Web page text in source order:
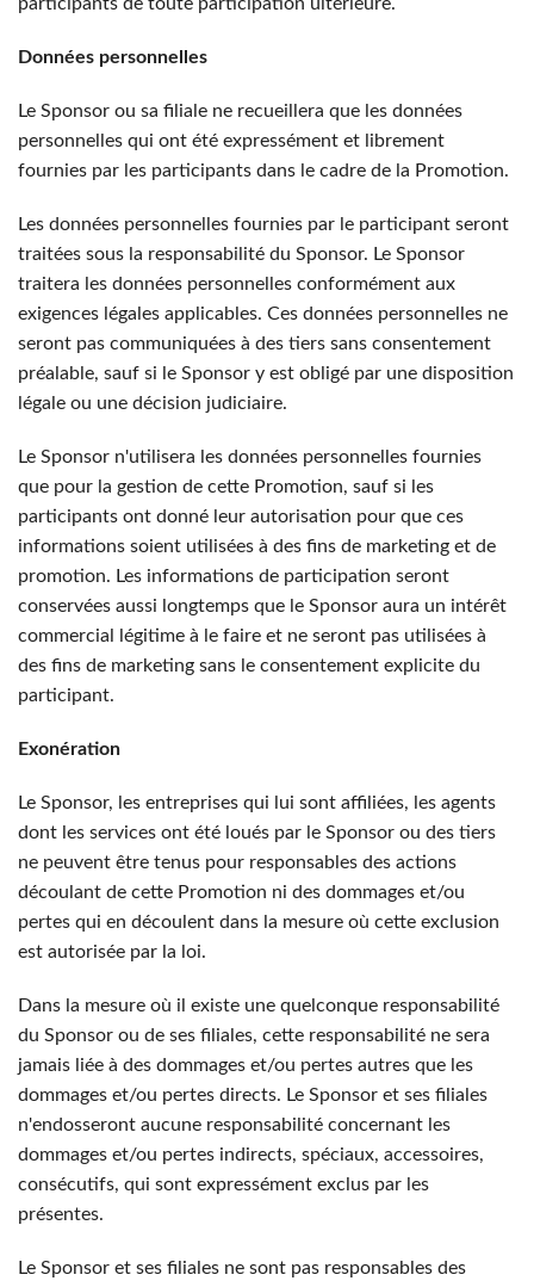
Données personnelles
Le Sponsor ou sa filiale ne recueillera que les données
personnelles qui ont été expressément et librement
fournies par les participants dans le cadre de la Promotion.
Les données personnelles fournies par le participant seront
traitées sous la responsabilité du Sponsor. Le Sponsor
traitera les données personnelles conformément aux
exigences légales applicables. Ces données personnelles ne
seront pas communiquées à des tiers sans consentement
préalable, sauf si le Sponsor y est obligé par une disposition
légale ou une décision judiciaire.
Le Sponsor n'utilisera les données personnelles fournies
que pour la gestion de cette Promotion, sauf si les
participants ont donné leur autorisation pour que ces
informations soient utilisées à des fins de marketing et de
promotion. Les informations de participation seront
conservées aussi longtemps que le Sponsor aura un intérêt
commercial légitime à le faire et ne seront pas utilisées à
des fins de marketing sans le consentement explicite du
participant.
Exonération
Le Sponsor, les entreprises qui lui sont affiliées, les agents
dont les services ont été loués par le Sponsor ou des tiers
ne peuvent être tenus pour responsables des actions
découlant de cette Promotion ni des dommages et/ou
pertes qui en découlent dans la mesure où cette exclusion
est autorisée par la loi.
Dans la mesure où il existe une quelconque responsabilité
du Sponsor ou de ses filiales, cette responsabilité ne sera
jamais liée à des dommages et/ou pertes autres que les
dommages et/ou pertes directs. Le Sponsor et ses filiales
n'endosseront aucune responsabilité concernant les
dommages et/ou pertes indirects, spéciaux, accessoires,
consécutifs, qui sont expressément exclus par les
présentes.
Le Sponsor et ses filiales ne sont pas responsables des